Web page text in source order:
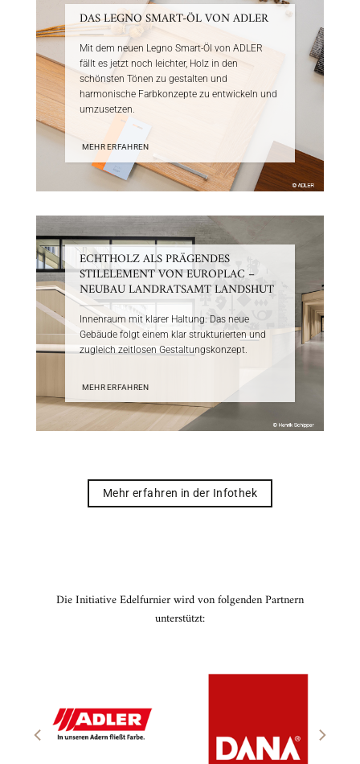
DAS LEGNO SMART-ÖL VON ADLER
Mit dem neuen Legno Smart-Öl von ADLER
fällt es jetzt noch leichter, Holz in den
schönsten Tönen zu gestalten und
harmonische Farbkonzepte zu entwickeln und
umzusetzen.
MEHR ERFAHREN
ECHTHOLZ ALS PRÄGENDES
STILELEMENT VON EUROPLAC –
NEUBAU LANDRATSAMT LANDSHUT
Innenraum mit klarer Haltung: Das neue
Gebäude folgt einem klar strukturierten und
zugleich zeitlosen Gestaltungskonzept.
MEHR ERFAHREN
Mehr erfahren in der Infothek
Die Initiative Edelfurnier wird von folgenden Partnern
unterstützt: